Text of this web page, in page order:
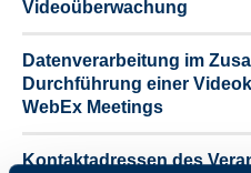
Videoüberwachung
Datenverarbeitung im
Durchführung einer
WebEx Meetings
Kontaktadressen des